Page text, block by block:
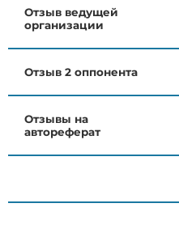
Отзыв ведущей
организации
Отзыв 2 оппонента
Отзывы на
автореферат